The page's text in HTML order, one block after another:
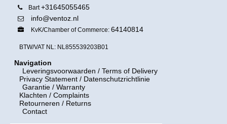
Bart+31645055465
info@ventoz.nl
KvK/Chamber of Commerce: 64140814
BTW/VAT NL: NL855539203B01
Navigation
Leveringsvoorwaarden / Terms of Delivery
Privacy Statement / Datenschutzrichtlinie
Garantie / Warranty
Klachten / Complaints
Retourneren / Returns
Contact